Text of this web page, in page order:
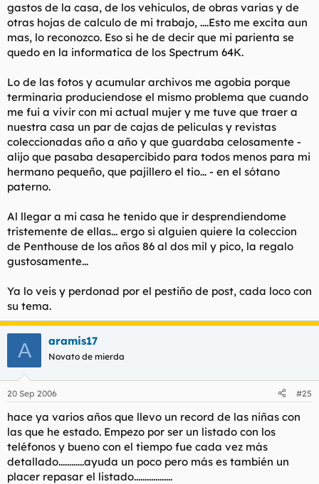
gastos de la casa, de los vehiculos, de obras varias y de
otras hojas de calculo de mi trabajo, ....Esto me excita aun
mas, lo reconozco. Eso si he de decir que mi parienta se
quedo en la informatica de los Spectrum 64K.
Lo de las fotos y acumular archivos me agobia porque
terminaria produciendose el mismo problema que cuando
me fui a vivir con mi actual mujer y me tuve que traer a
nuestra casa un par de cajas de peliculas y revistas
coleccionadas año a año y que guardaba celosamente -
alijo que pasaba desapercibido para todos menos para mi
hermano pequeño, que pajillero el tio... - en el sótano
paterno.
Al llegar a mi casa he tenido que ir desprendiendome
tristemente de ellas... ergo si alguien quiere la coleccion
de Penthouse de los años 86 al dos mil y pico, la regalo
gustosamente...
Ya lo veis y perdonad por el pestiño de post, cada loco con
su tema.
A aramis17
Novato de mierda
20 Sep 2006 #25
hace ya varios años que llevo un record de las niñas con
las que he estado. Empezo por ser un listado con los
teléfonos y bueno con el tiempo fue cada vez más
detallado............ayuda un poco pero más es también un
placer repasar el listado..................